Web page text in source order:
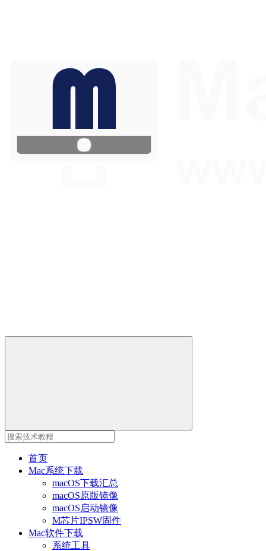
首页
Mac系统下载
macOS下载汇总
macOS原版镜像
macOS启动镜像
M芯片IPSW固件
Mac软件下载
系统工具